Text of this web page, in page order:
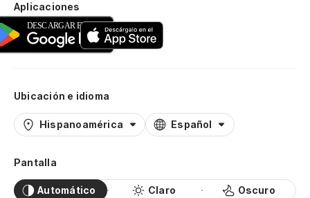
Aplicaciones
Ubicación e idioma
Hispanoamérica Español
Pantalla
Automático Claro Oscuro